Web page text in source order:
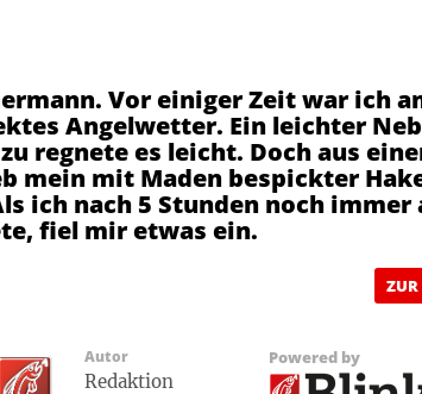
Vor einiger Zeit war ich
Angelwetter. Ein leichter
regnete es leicht. Doch aus
mein mit Maden bespickter
ich nach 5 Stunden noch immer
fiel mir etwas ein.
ZUR
Autor
Redaktion
Powered by